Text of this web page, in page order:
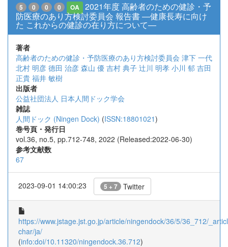
5 0 0 0 OA
2021年度 高齢者のための健診・予
防医療のあり方検討委員会 報告書 ―健康長寿に向け
た これからの健診の在り方について―
著者
高齢者のための健診・予防医療のあり方検討委員会 津下 一代
北村 明彦 德田 治彦 森山 優 吉村 典子 辻川 明孝 小川 郁 吉田
正貴 福井 敏樹
出版者
公益社団法人 日本人間ドック学会
雑誌
人間ドック (Ningen Dock) (ISSN:18801021)
巻号頁・発行日
vol.36, no.5, pp.712-748, 2022 (Released:2022-06-30)
参考文献数
67
2023-09-01 14:00:23 5 + 7 Twitter
https://www.jstage.jst.go.jp/article/ningendock/36/5/36_712/
char/ja/
(info:doi/10.11320/ningendock.36.712)